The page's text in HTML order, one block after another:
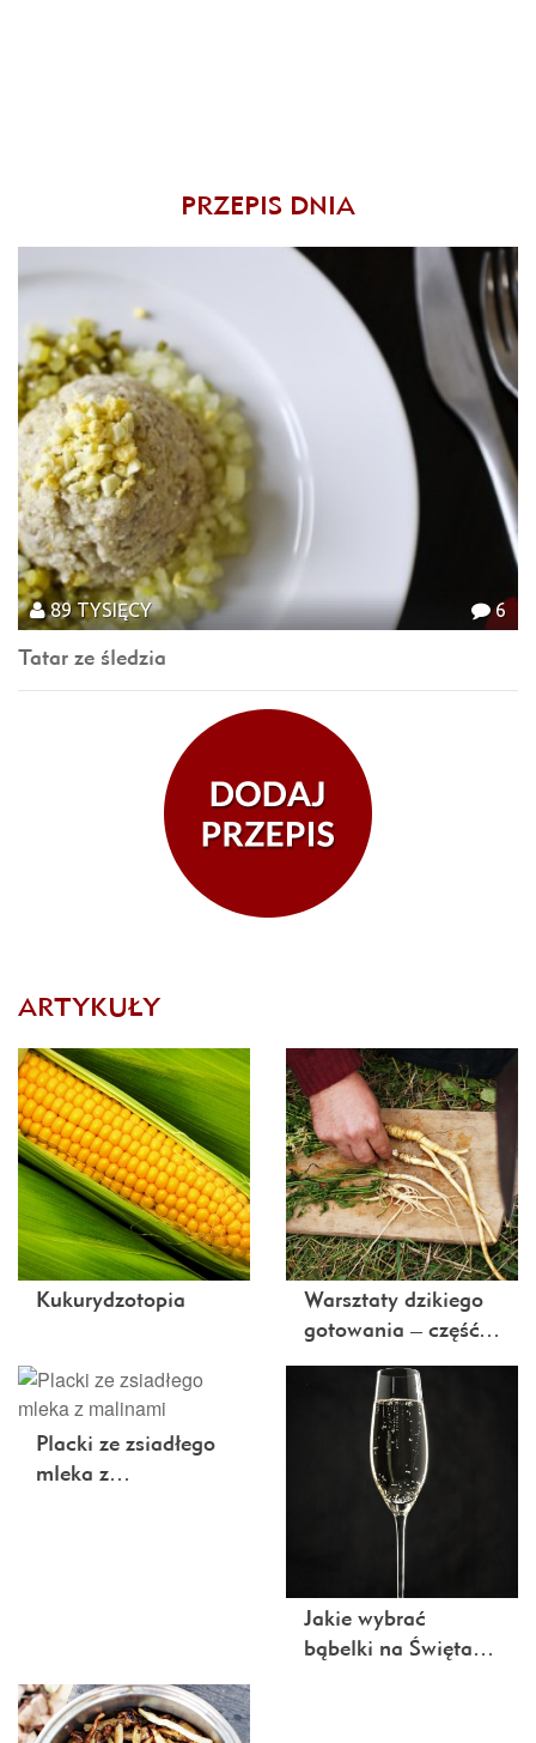
PRZEPIS DNIA
6
89 TYSIĘCY
Tatar ze śledzia
ARTYKUŁY
Kukurydzotopia
Warsztaty dzikiego
gotowania – część…
Placki ze zsiadłego
mleka z…
Jakie wybrać
bąbelki na Święta…